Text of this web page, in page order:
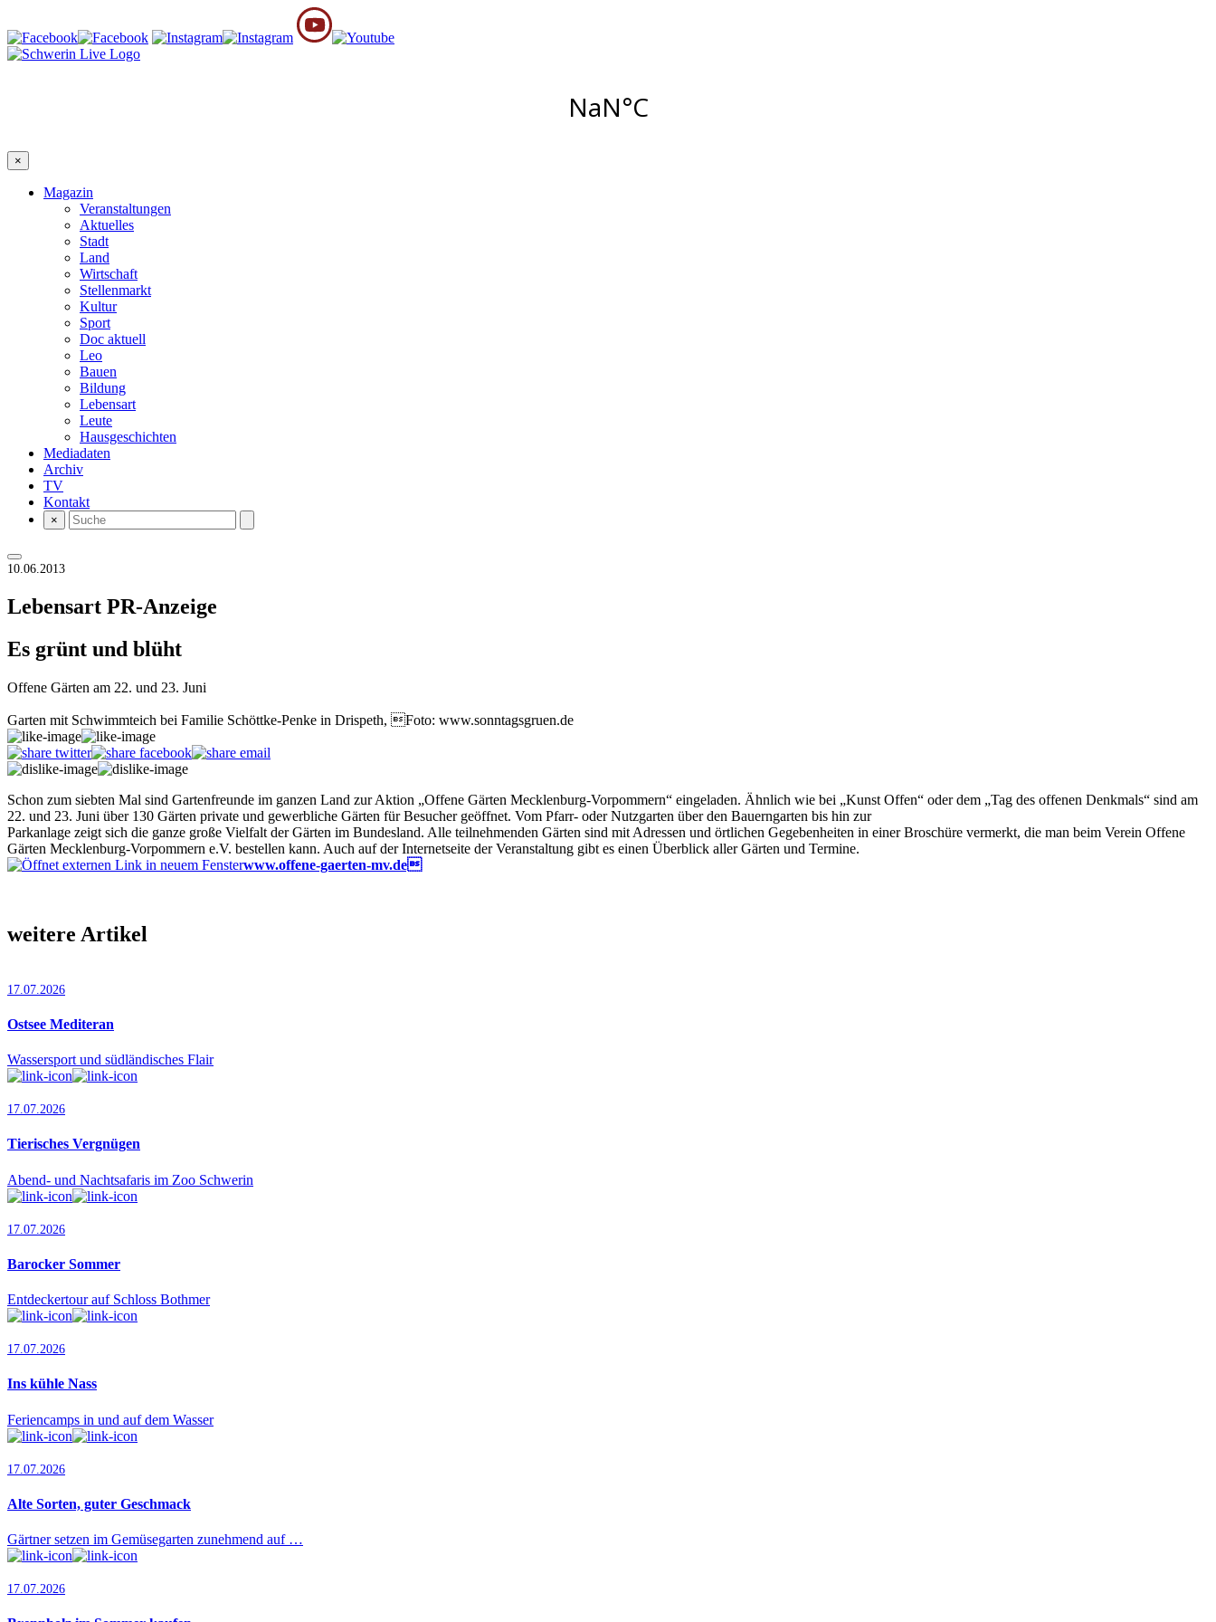
×
Magazin
Veranstaltungen
Aktuelles
Stadt
Land
Wirtschaft
Stellenmarkt
Kultur
Sport
Doc aktuell
Leo
Bauen
Bildung
Lebensart
Leute
Hausgeschichten
Mediadaten
Archiv
TV
Kontakt
×
10.06.2013
Lebensart PR-Anzeige
Es grünt und blüht
Offene Gärten am 22. und 23. Juni
Garten mit Schwimmteich bei Familie Schöttke-Penke in Drispeth, Foto: www.sonntagsgruen.de
Schon zum siebten Mal sind Gartenfreunde im ganzen Land zur Aktion „Offene Gärten Mecklenburg-Vorpommern“ eingeladen. Ähnlich wie bei „Kunst Offen“ oder dem „Tag des offenen Denkmals“ sind am
22. und 23. Juni über 130 Gärten private und gewerbliche Gärten für Besucher geöffnet. Vom Pfarr- oder Nutzgarten über den Bauerngarten bis hin zur
Parkanlage zeigt sich die ganze große Vielfalt der Gärten im Bundesland. Alle teilnehmenden Gärten sind mit Adressen und örtlichen Gegebenheiten in einer Broschüre vermerkt, die man beim Verein Offene
Gärten Mecklenburg-Vorpommern e.V. bestellen kann. Auch auf der Internetseite der Veranstaltung gibt es einen Überblick aller Gärten und Termine.
www.offene-gaerten-mv.de
weitere Artikel
17.07.2026
Ostsee Mediteran
Wassersport und südländisches Flair
17.07.2026
Tierisches Vergnügen
Abend- und Nachtsafaris im Zoo Schwerin
17.07.2026
Barocker Sommer
Entdeckertour auf Schloss Bothmer
17.07.2026
Ins kühle Nass
Feriencamps in und auf dem Wasser
17.07.2026
Alte Sorten, guter Geschmack
Gärtner setzen im Gemüsegarten zunehmend auf …
17.07.2026